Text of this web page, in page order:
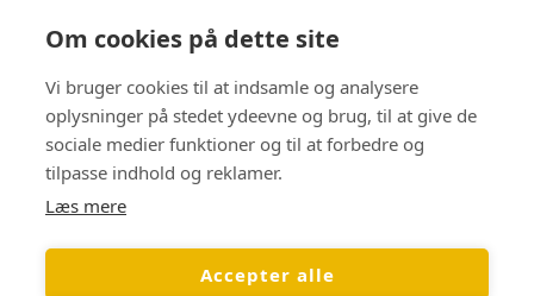
Om cookies på dette site
Vi bruger cookies til at indsamle og analysere
oplysninger på stedet ydeevne og brug, til at give de
sociale medier funktioner og til at forbedre og
tilpasse indhold og reklamer.
Læs mere
Accepter alle
Følg med på Facebook
Hundige Strandvej 203
2670 Greve
CVR 45 50 80 48